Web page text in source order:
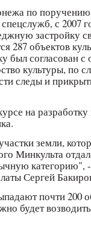
по
с 2007
застройку
287 объектов
был согласован с
культуры, по
следы и
на
земли,
Минкульта
категорию",
Сергей
почти 200
будет